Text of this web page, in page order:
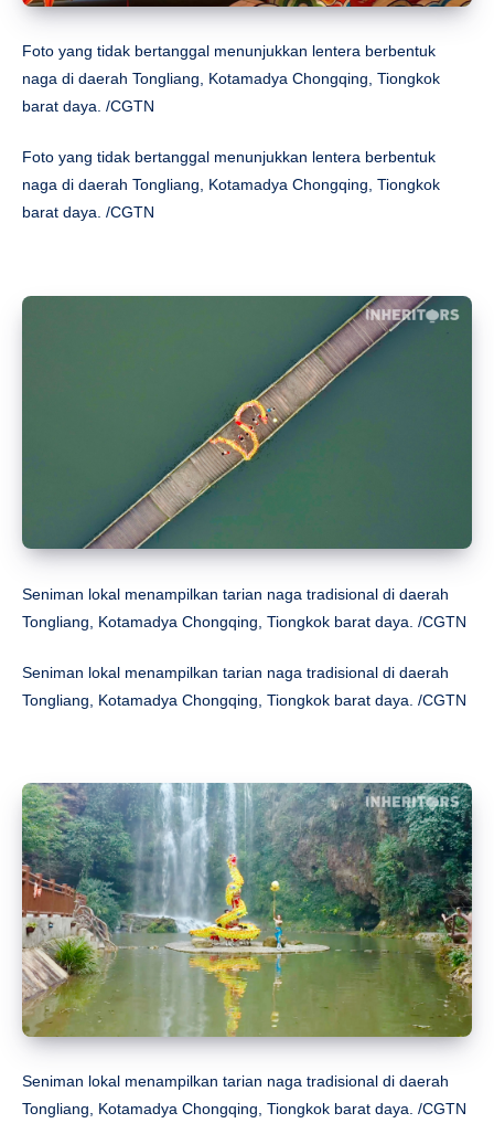
Foto yang tidak bertanggal menunjukkan lentera berbentuk
naga di daerah Tongliang, Kotamadya Chongqing, Tiongkok
barat daya. /CGTN
Foto yang tidak bertanggal menunjukkan lentera berbentuk
naga di daerah Tongliang, Kotamadya Chongqing, Tiongkok
barat daya. /CGTN
Seniman lokal menampilkan tarian naga tradisional di daerah
Tongliang, Kotamadya Chongqing, Tiongkok barat daya. /CGTN
Seniman lokal menampilkan tarian naga tradisional di daerah
Tongliang, Kotamadya Chongqing, Tiongkok barat daya. /CGTN
Seniman lokal menampilkan tarian naga tradisional di daerah
Tongliang, Kotamadya Chongqing, Tiongkok barat daya. /CGTN